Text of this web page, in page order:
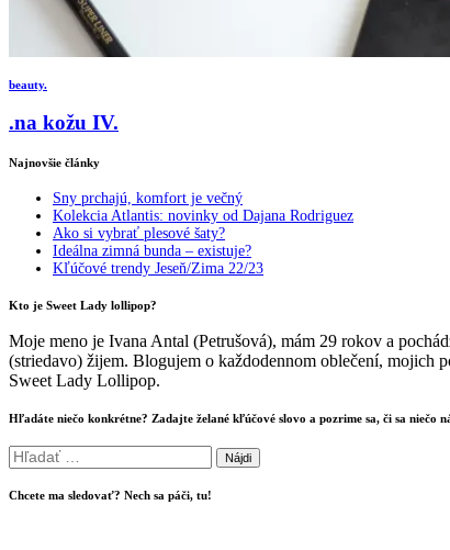
beauty.
.na kožu IV.
Najnovšie články
Sny prchajú, komfort je večný
Kolekcia Atlantis: novinky od Dajana Rodriguez
Ako si vybrať plesové šaty?
Ideálna zimná bunda – existuje?
Kľúčové trendy Jeseň/Zima 22/23
Kto je Sweet Lady lollipop?
Moje meno je Ivana Antal (Petrušová), mám 29 rokov a
(striedavo) žijem. Blogujem o každodennom oblečení,
Sweet Lady Lollipop.
Hľadáte niečo konkrétne? Zadajte želané kľúčové slovo a pozrime sa, či sa niečo
Hľadať:
Chcete ma sledovať? Nech sa páči, tu!